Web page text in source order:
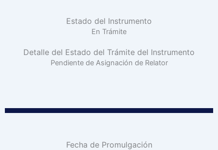
Estado del Instrumento
En Trámite
Detalle del Estado del Trámite del Instrumento
Pendiente de Asignación de Relator
Fecha de Promulgación